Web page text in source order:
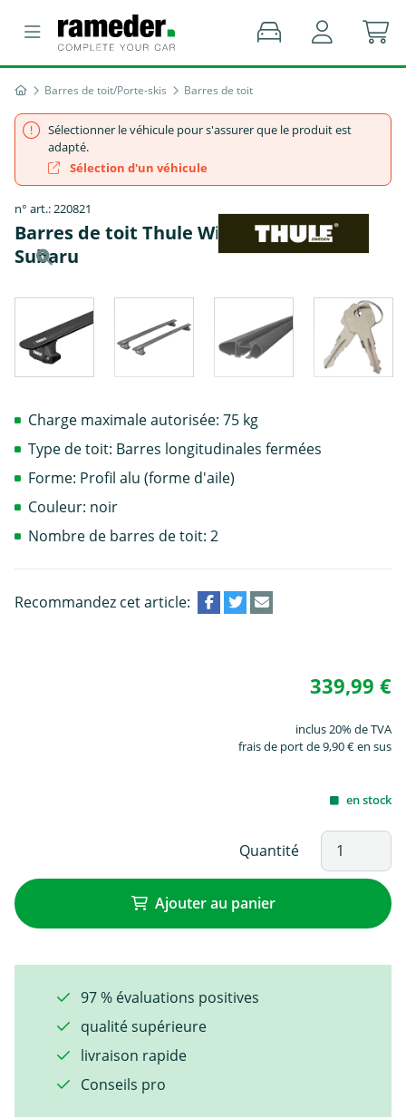
Barres de toit/Porte-skis Barres de toit
Sélectionner le véhicule pour s'assurer que le produit est
adapté.
Sélection d'un véhicule
n° art.: 220821
Barres de toit Thule WingBar EVO -
Subaru
Charge maximale autorisée: 75 kg
Type de toit: Barres longitudinales fermées
Forme: Profil alu (forme d'aile)
Couleur: noir
Nombre de barres de toit: 2
Recommandez cet article:
339,99 €
inclus 20% de TVA
frais de port de 9,90 € en sus
en stock
Quantité
Ajouter au panier
97 % évaluations positives
qualité supérieure
livraison rapide
Conseils pro